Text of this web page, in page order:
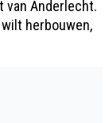
van Anderlecht.
herbouwen,